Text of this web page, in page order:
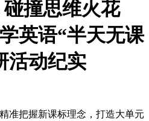
撞思维火花
英语“半天无课
活动纪实
把握新课标理念，打造大单元